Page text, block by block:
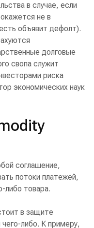
в случае, если
не в
объявит дефолт).
долговые
свопа служит
риска
экономических наук
соглашение,
потоки платежей,
либо товара.
в защите
либо. К примеру,